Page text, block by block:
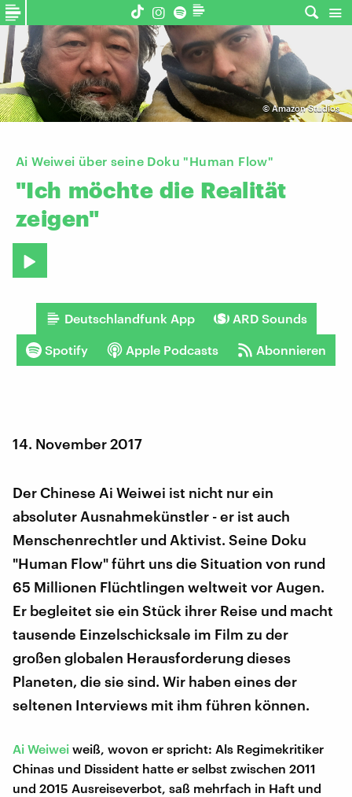
©Amazon Studios
Ai Weiwei über seine Doku "Human Flow"
"Ich möchte die Realität
zeigen"
Deutschlandfunk App ARD Sounds
Spotify Apple Podcasts Abonnieren
14. November 2017
Der Chinese Ai Weiwei ist nicht nur ein
absoluter Ausnahmekünstler - er ist auch
Menschenrechtler und Aktivist. Seine Doku
"Human Flow" führt uns die Situation von rund
65 Millionen Flüchtlingen weltweit vor Augen.
Er begleitet sie ein Stück ihrer Reise und macht
tausende Einzelschicksale im Film zu der
großen globalen Herausforderung dieses
Planeten, die sie sind. Wir haben eines der
seltenen Interviews mit ihm führen können.
Ai Weiwei weiß, wovon er spricht: Als Regimekritiker
Chinas und Dissident hatte er selbst zwischen 2011
und 2015 Ausreiseverbot, saß mehrfach in Haft und